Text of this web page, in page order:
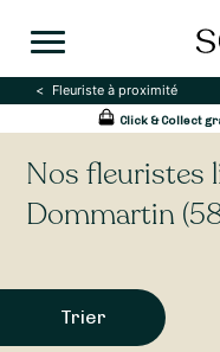
Fleuriste à proximité
Click & Collect
Nos fleuristes
Dommartin
Trier